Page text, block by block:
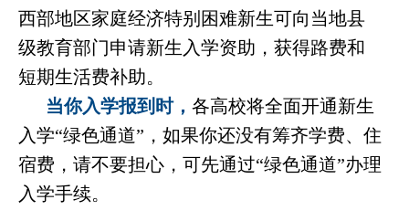
西部地区家庭经济特别困难新生可向当地县
级教育部门申请新生入学资助，获得路费和
短期生活费补助。
当你入学报到时， 各高校将全面开通新生
入学“绿色通道”，如果你还没有筹齐学费、住
宿费，请不要担心，可先通过“绿色通道”办理
入学手续。